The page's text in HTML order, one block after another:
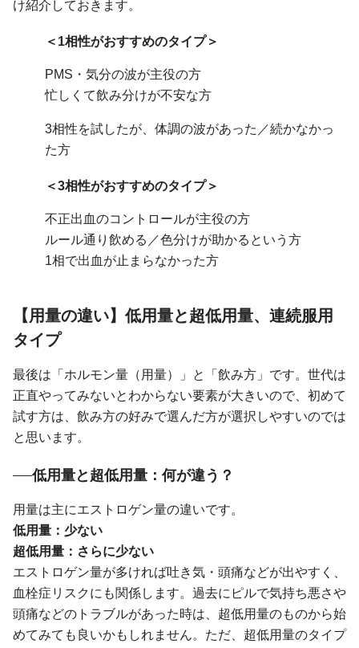
け紹介しておきます。
＜1相性がおすすめのタイプ＞
PMS・気分の波が主役の方
忙しくて飲み分けが不安な方
3相性を試したが、体調の波があった／続かなかっ
た方
＜3相性がおすすめのタイプ＞
不正出血のコントロールが主役の方
ルール通り飲める／色分けが助かるという方
1相で出血が止まらなかった方
【用量の違い】低用量と超低用量、連続服用
タイプ
最後は「ホルモン量（用量）」と「飲み方」です。世代は
正直やってみないとわからない要素が大きいので、初めて
試す方は、飲み方の好みで選んだ方が選択しやすいのでは
と思います。
低用量と超低用量：何が違う？
用量は主にエストロゲン量の違いです。
低用量：少ない
超低用量：さらに少ない
エストロゲン量が多ければ吐き気・頭痛などが出やすく、
血栓症リスクにも関係します。過去にピルで気持ち悪さや
頭痛などのトラブルがあった時は、超低用量のものから始
めてみても良いかもしれません。ただ、超低用量のタイプ